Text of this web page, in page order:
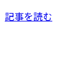
記事を読む